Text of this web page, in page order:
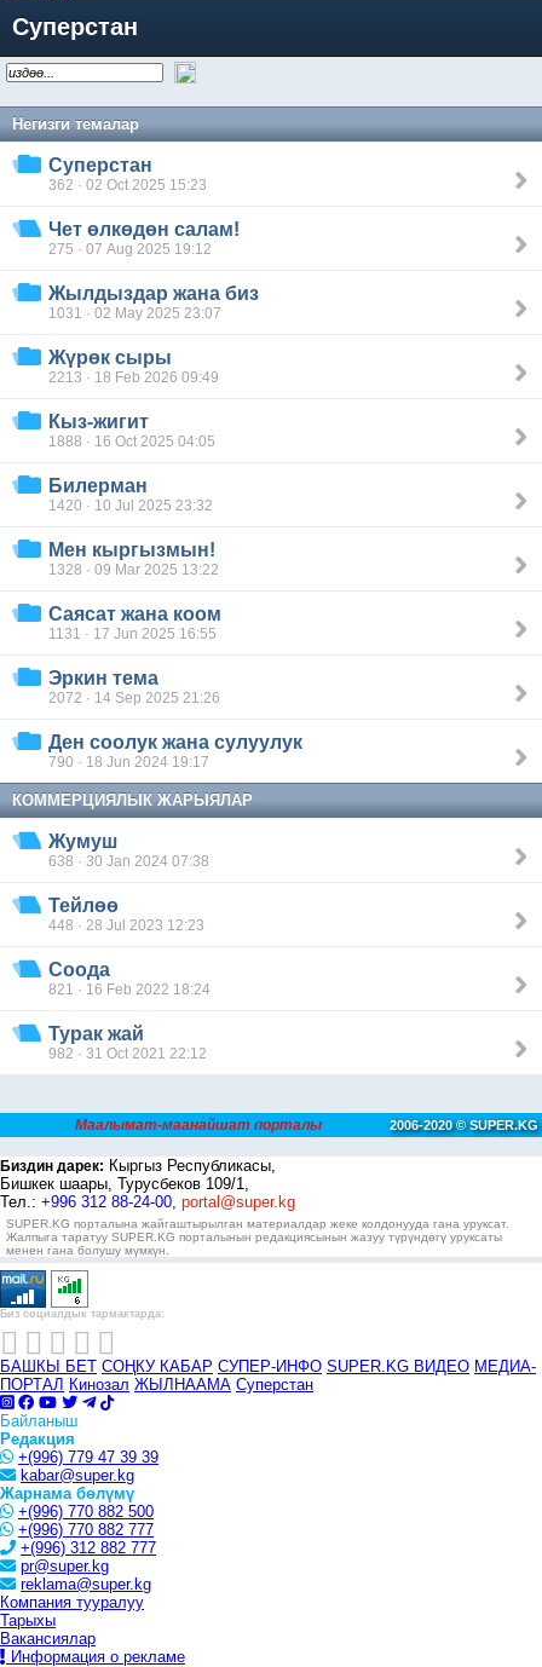
Суперстан
Негизги темалар
Суперстан
362 · 02 Oct 2025 15:23
Чет өлкөдөн салам!
275 · 07 Aug 2025 19:12
Жылдыздар жана биз
1031 · 02 May 2025 23:07
Жүрөк сыры
2213 · 18 Feb 2026 09:49
Кыз-жигит
1888 · 16 Oct 2025 04:05
Билерман
1420 · 10 Jul 2025 23:32
Мен кыргызмын!
1328 · 09 Mar 2025 13:22
Саясат жана коом
1131 · 17 Jun 2025 16:55
Эркин тема
2072 · 14 Sep 2025 21:26
Ден соолук жана сулуулук
790 · 18 Jun 2024 19:17
КОММЕРЦИЯЛЫК ЖАРЫЯЛАР
Жумуш
638 · 30 Jan 2024 07:38
Тейлөө
448 · 28 Jul 2023 12:23
Соода
821 · 16 Feb 2022 18:24
Турак жай
982 · 31 Oct 2021 22:12
Маалымат-маанайшат порталы 2006-2020 © SUPER.KG
Биздин дарек: Кыргыз Республикасы,
Бишкек шаары, Турусбеков 109/1,
Тел.: +996 312 88-24-00, portal@super.kg
SUPER.KG порталына жайгаштырылган материалдар жеке колдонууда гана уруксат.
Жалпыга таратуу SUPER.KG порталынын редакциясынын жазуу түрүндөгү уруксаты
менен гана болушу мүмкүн.
Биз социалдык тармактарда:
БАШКЫ БЕТ СОҢКУ КАБАР СУПЕР-ИНФО SUPER.KG ВИДЕО МЕДИА-
ПОРТАЛ Кинозал ЖЫЛНААМА Суперстан
Байланыш
Редакция
+(996) 779 47 39 39
kabar@super.kg
Жарнама бөлүмү
+(996) 770 882 500
+(996) 770 882 777
+(996) 312 882 777
pr@super.kg
reklama@super.kg
Компания тууралуу
Тарыхы
Вакансиялар
Информация о рекламе